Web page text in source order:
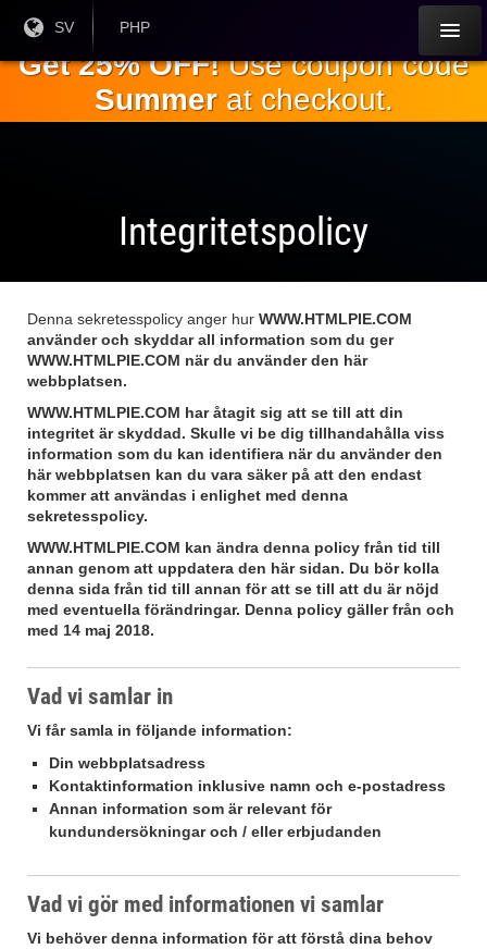
Nuvarande
språk:
SV
Aktuell
PHP
Get 25% OFF!Use coupon code
Summerat checkout.
Integritetspolicy
Denna sekretesspolicy anger hur WWW.HTMLPIE.COM
använder och skyddar all information som du ger
WWW.HTMLPIE.COM när du använder den här
webbplatsen.
WWW.HTMLPIE.COM har åtagit sig att se till att din
integritet är skyddad. Skulle vi be dig tillhandahålla viss
information som du kan identifiera när du använder den
här webbplatsen kan du vara säker på att den endast
kommer att användas i enlighet med denna
sekretesspolicy.
WWW.HTMLPIE.COM kan ändra denna policy från tid till
annan genom att uppdatera den här sidan. Du bör kolla
denna sida från tid till annan för att se till att du är nöjd
med eventuella förändringar. Denna policy gäller från och
med 14 maj 2018.
Vad vi samlar in
Vi får samla in följande information:
Din webbplatsadress
Kontaktinformation inklusive namn och e-postadress
Annan information som är relevant för
kundundersökningar och / eller erbjudanden
Vad vi gör med informationen vi samlar
Vi behöver denna information för att förstå dina behov